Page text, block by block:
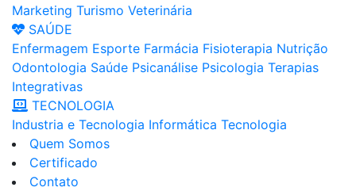
Marketing Turismo Veterinária
SAÚDE
Enfermagem Esporte Farmácia Fisioterapia Nutrição
Odontologia Saúde Psicanálise Psicologia Terapias
Integrativas
TECNOLOGIA
Industria e Tecnologia Informática Tecnologia
Quem Somos
Certificado
Contato